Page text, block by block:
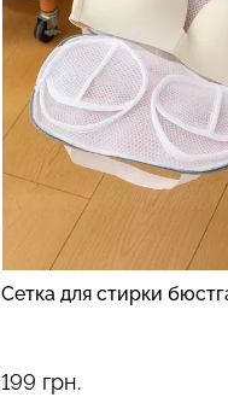
Сетка для стирки
199 грн.